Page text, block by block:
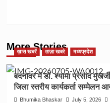
More Stories
ख़ास खबरें ताज़ा खबरे मध्यप्रदेश
बदनावर में डॉ. श्यामा प्रसाद
जिला स्तरीय कार्यकर्ता सम्मेलन
Bhumika Bhaskar July 5, 2026